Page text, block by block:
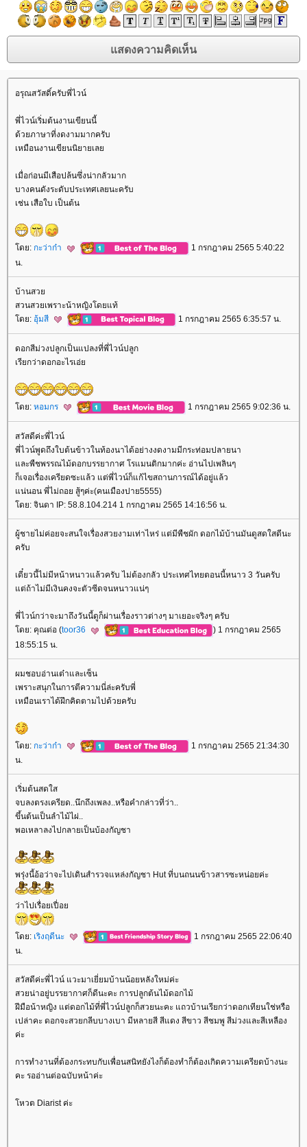
อรุณสวัสดิ์ครับพี่ไวน์
พี่ไวน์เริ่มต้นงานเขียนนี้
ด้วยภาษาที่งดงามมากครับ
เหมือนงานเขียนนิยายเล
เมื่อก่อนมีเสือปล้นซึ่งน่ากลัวมาก
บางคนดังระดับประเทศเลยนะครับ
เช่น เสือใบ เป็นต้น
ดย: กะว่าก๋า
1 กรกฎาคม 2565 5:40:22
น.
บ้านสว
สวนสวยเพราะน้าหญิงโดยแท้
ดย: อุ้มสี 1 กรกฎาคม 2565 6:35:57 น.
ดอกสีม่วงปลูกเป็นแปลงที่พี่ไวน์ปลูก
เรียกว่าดอกอะไรเอ่
ดย: หอมกร 1 กรกฎาคม 2565 9:02:36 น.
สวัสดีค่ะพี่ไวน์
พี่ไวน์พูดถึงใบต้นข้าวในท้องนาได้อย่างงดงามมีกระท่อมปลายนา
ละพืชพรรณไม้ดอกบรรยากาศ โรแมนติกมากค่ะ อ่านไปเพลินๆ
ก็เจอเรื่องเครียดซะแล้ว แต่พี่ไวน์ก็แก้ไขสถานการณ์ได้อยู่แล้ว
น่นอน พี่ไม่ถอย สู้ๆค่ะ(คนเมืองปาย5555)
ดย: จินดา IP: 58.8.104.214 1 กรกฎาคม 2565 14:16:56 น.
ผู้ชายไม่ค่อยจะสนใจเรื่องสวยงามเท่าไหร่ แต่มีพืชผัก ดอกไม้บ้านมันดูสดใสดีนะ
ครับ
เดี๋ยวนี้ไม่มีหน้าหนาวแล้วครับ ไม่ต้องกลัว ประเทศไทยตอนนี้หนาว 3 วันครับ
ต่ถ้าไม่มีเงินคงจะตัวซีดจนหนาวแน่ๆ
พี่ไวน์กว่าจะมาถึงวันนี้ดูก็ผ่านเรื่องราวต่างๆ มาเยอะจริงๆ ครับ
ดย: คุณต่อ (toor36
) 1 กรกฎาคม 2565
18:55:15 น.
ผมชอบอ่านเต๋าและเซ็น
เพราะสนุกในการตีความนี่ล่ะครับพี่
เหมือนเราได้ฝึกคิดตามไปด้วยครับ
ดย: กะว่าก๋า
1 กรกฎาคม 2565 21:34:30
น.
เริ่มต้นสดใส
จบลงตรงเครียด..นึกถึงเพลง..หรือคำกล่าวที่ว่า..
ขึ้นต้นเป็นลำไม้ไผ่..
พอเหลาลงไปกลายเป็นบ้องกัญชา
พรุ่งนี้อ้อว่าจะไปเดินสำรวจแหล่งกัญชา Hut ที่บนถนนข้าวสารซะหน่อยค่ะ
ว่าไปเรื่อยเปื่อ
ดย: เริงฤดีนะ
1 กรกฎาคม 2565 22:06:40
น.
สวัสดีค่ะพี่ไวน์ แวะมาเยี่ยมบ้านน้อยหลังใหม่ค่ะ
สวยน่าอยู่บรรยากาศก็ดีนะคะ การปลูกต้นไม้ดอกไม้
ฝีมือน้าหญิง แต่ดอกไม้ที่พี่ไวน์ปลูกก็สวยนะคะ แถวบ้านเรียกว่าดอกเทียนใช่หรือ
เปล่าคะ ดอกจะสวยกลีบบางเบา มีหลายสี สีแดง สีขาว สีชมพู สีม่วงและสีเหลือง
ค่ะ
การทำงานที่ต้องกระทบกับเพื่อนสนิทยังไงก็ต้องทำก็ต้องเกิดความเครียดบ้างนะ
คะ รออ่านต่อฉบับหน้าค่ะ
หวต Diarist ค่ะ